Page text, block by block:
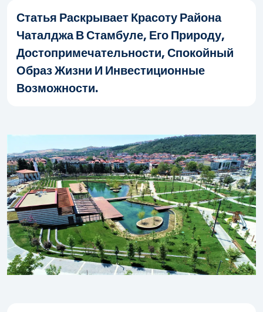
Статья Раскрывает Красоту Района
Чаталджа В Стамбуле, Его Природу,
Достопримечательности, Спокойный
Образ Жизни И Инвестиционные
Возможности.